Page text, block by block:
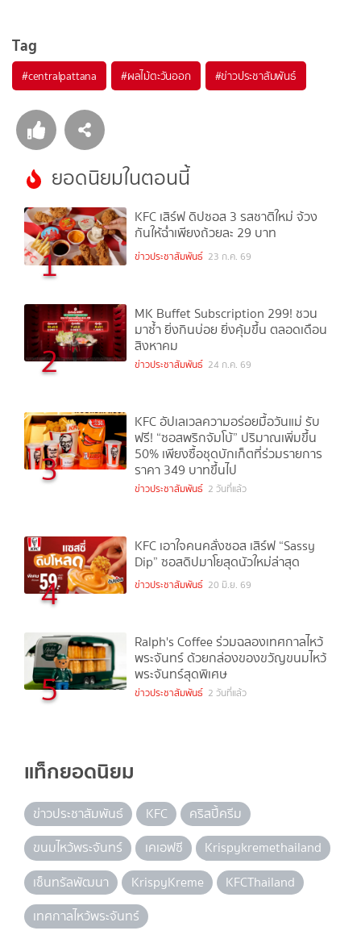
Tag
#centralpattana #ผลไม้ตะวันออก #ข่าวประชาสัมพันธ์
ยอดนิยมในตอนนี้
1
KFC เสิร์ฟ ดิปซอส 3 รสชาติใหม่ จ้วง
กันให้ฉ่ำเพียงถ้วยละ 29 บาท
ข่าวประชาสัมพันธ์ 23 ก.ค. 69
2
MK Buffet Subscription 299! ชวน
มาซ้ำ ยิ่งกินบ่อย ยิ่งคุ้มขึ้น ตลอดเดือน
สิงหาคม
ข่าวประชาสัมพันธ์ 24 ก.ค. 69
3
KFC อัปเลเวลความอร่อยมื้อวันแม่ รับ
ฟรี! “ซอสพริกจัมโบ้” ปริมาณเพิ่มขึ้น
50% เพียงซื้อชุดบักเก็ตที่ร่วมรายการ
ราคา 349 บาทขึ้นไป
ข่าวประชาสัมพันธ์ 2 วันที่แล้ว
4
KFC เอาใจคนคลั่งซอส เสิร์ฟ “Sassy
Dip” ซอสดิปมาโยสุดนัวใหม่ล่าสุด
ข่าวประชาสัมพันธ์ 20 มิ.ย. 69
5
Ralph's Coffee ร่วมฉลองเทศกาลไหว้
พระจันทร์ ด้วยกล่องของขวัญขนมไหว้
พระจันทร์สุดพิเศษ
ข่าวประชาสัมพันธ์ 2 วันที่แล้ว
แท็กยอดนิยม
ข่าวประชาสัมพันธ์ KFC
คริสปี้ครีม
ขนมไหว้พระจันทร์
เคเอฟซี
Krispykremethailand
เซ็นทรัลพัฒนา
KrispyKreme
KFCThailand
เทศกาลไหว้พระจันทร์